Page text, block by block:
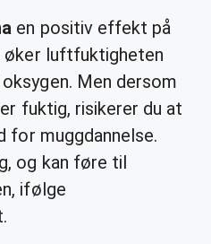
en positiv effekt på
øker luftfuktigheten
Men dersom
fuktig, risikerer du at
for muggdannelse.
og kan føre til
ifølge